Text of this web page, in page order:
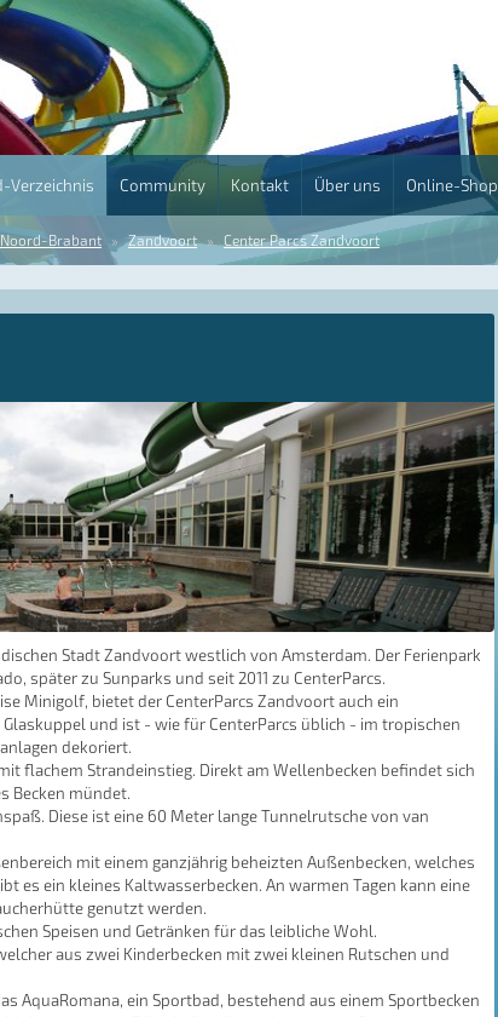
Verzeichnis Community Kontakt Über uns Online-Shop
Noord-Brabant Zandvoort Center Parcs Zandvoort
Stadt Zandvoort westlich von Amsterdam. Der Ferienpark
später zu Sunparks und seit 2011 zu CenterParcs.
Minigolf, bietet der CenterParcs Zandvoort auch ein
und ist - wie für CenterParcs üblich - im tropischen
dekoriert.
flachem Strandeinstieg. Direkt am Wellenbecken befindet sich
Becken mündet.
Diese ist eine 60 Meter lange Tunnelrutsche von van
mit einem ganzjährig beheizten Außenbecken, welches
es ein kleines Kaltwasserbecken. An warmen Tagen kann eine
genutzt werden.
Speisen und Getränken für das leibliche Wohl.
aus zwei Kinderbecken mit zwei kleinen Rutschen und
AquaRomana, ein Sportbad, bestehend aus einem Sportbecken